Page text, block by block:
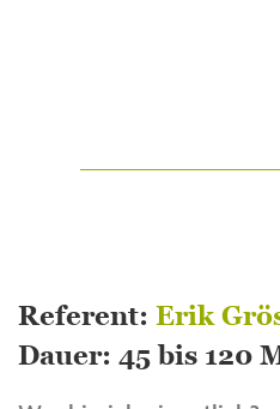
Referent: Erik
Dauer: 45 bis 120